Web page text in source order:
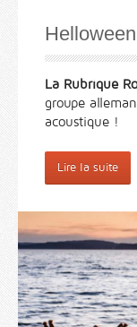
La Rubrique
groupe
acoustique !
Lire la suite